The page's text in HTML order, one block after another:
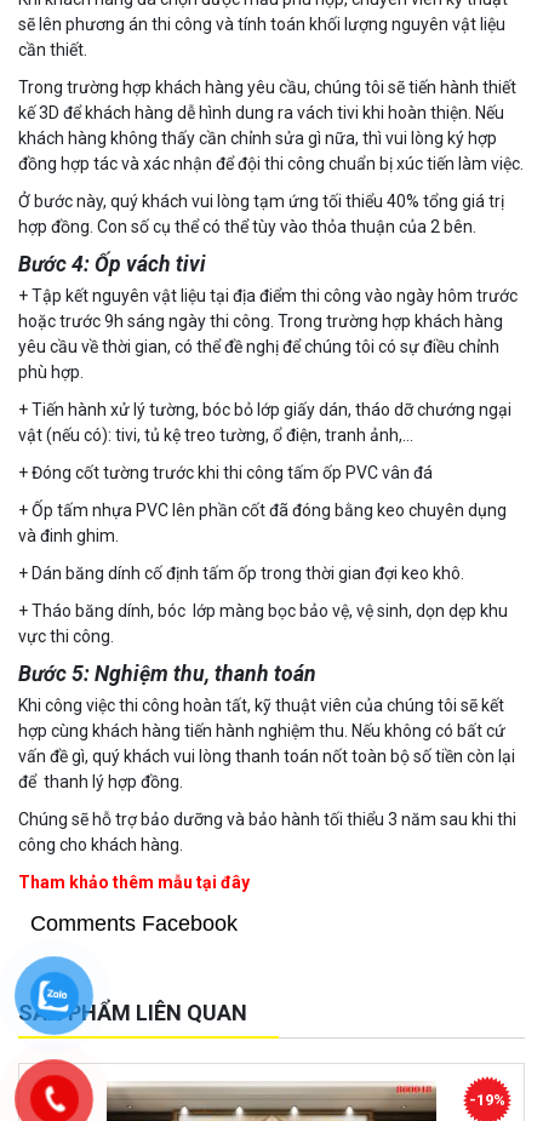
sẽ lên phương án thi công và tính toán khối lượng nguyên vật liệu
cần thiết.
Trong trường hợp khách hàng yêu cầu, chúng tôi sẽ tiến hành thiết
kế 3D để khách hàng dễ hình dung ra vách tivi khi hoàn thiện. Nếu
khách hàng không thấy cần chỉnh sửa gì nữa, thì vui lòng ký hợp
đồng hợp tác và xác nhận để đội thi công chuẩn bị xúc tiến làm việc.
Ở bước này, quý khách vui lòng tạm ứng tối thiểu 40% tổng giá trị
hợp đồng. Con số cụ thể có thể tùy vào thỏa thuận của 2 bên.
Bước 4: Ốp vách tivi
+ Tập kết nguyên vật liệu tại địa điểm thi công vào ngày hôm trước
hoặc trước 9h sáng ngày thi công. Trong trường hợp khách hàng
yêu cầu về thời gian, có thể đề nghị để chúng tôi có sự điều chỉnh
phù hợp.
+ Tiến hành xử lý tường, bóc bỏ lớp giấy dán, tháo dỡ chướng ngại
vật (nếu có): tivi, tủ kệ treo tường, ổ điện, tranh ảnh,…
+ Đóng cốt tường trước khi thi công tấm ốp PVC vân đá
+ Ốp tấm nhựa PVC lên phần cốt đã đóng bằng keo chuyên dụng
và đinh ghim.
+ Dán băng dính cố định tấm ốp trong thời gian đợi keo khô.
+ Tháo băng dính, bóc lớp màng bọc bảo vệ, vệ sinh, dọn dẹp khu
vực thi công.
Bước 5: Nghiệm thu, thanh toán
Khi công việc thi công hoàn tất, kỹ thuật viên của chúng tôi sẽ kết
hợp cùng khách hàng tiến hành nghiệm thu. Nếu không có bất cứ
vấn đề gì, quý khách vui lòng thanh toán nốt toàn bộ số tiền còn lại
để thanh lý hợp đồng.
Chúng sẽ hỗ trợ bảo dưỡng và bảo hành tối thiểu 3 năm sau khi thi
công cho khách hàng.
Tham khảo thêm mẫu tại đây
Comments Facebook
SẢN PHẨM LIÊN QUAN
-42%